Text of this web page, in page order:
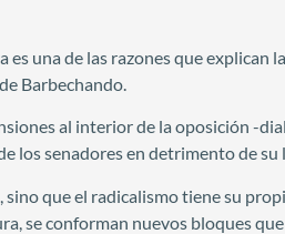
una de las razones que explican
Barbechando.
al interior de la oposición -
los senadores en detrimento de su
que el radicalismo tiene su
se conforman nuevos bloques que